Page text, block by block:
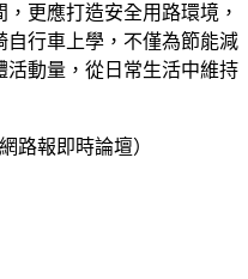
更應打造安全用路環境，
行車上學，不僅為節能減
動量，從日常生活中維持
路報即時論壇）